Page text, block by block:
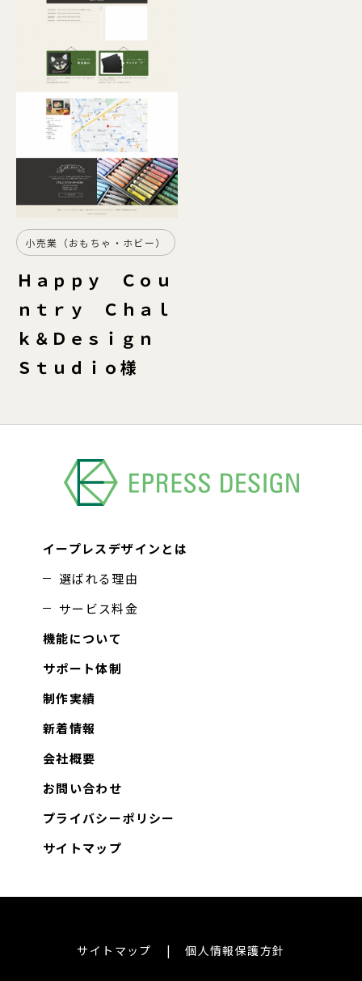
小売業（おもちゃ・ホビー）
Ｈａｐｐｙ Ｃｏｕ
ｎｔｒｙ Ｃｈａｌ
ｋ＆Ｄｅｓｉｇｎ
Ｓｔｕｄｉｏ様
イープレスデザインとは
選ばれる理由
サービス料金
機能について
サポート体制
制作実績
新着情報
会社概要
お問い合わせ
プライバシーポリシー
サイトマップ
サイトマップ 個人情報保護方針